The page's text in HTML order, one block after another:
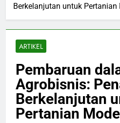
Berkelanjutan untuk Pertanian
ARTIKEL
Pembaruan
Agrobisnis:
Berkelanjutan
Pertanian